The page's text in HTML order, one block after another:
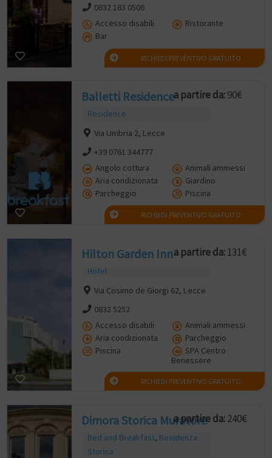
0832 183 0506
Accesso disabili
Ristorante
Bar
RICHIEDI PREVENTIVO GRATUITO
Balletti Residence
Residence
a partire da:90€
Via Umbria 2, Lecce
+39 0761 344777
Angolo cottura
Animali ammessi
Aria condizionata
Giardino
Parcheggio
Piscina
RICHIEDI PREVENTIVO GRATUITO
Hilton Garden Inn
Hotel
a partire da:131€
Via Cosimo de Giorgi 62, Lecce
0832 5252
Accesso disabili
Animali ammessi
Aria condizionata
Parcheggio
Piscina
SPA Centro
Benessere
RICHIEDI PREVENTIVO GRATUITO
Dimora Storica Muratore
Bed and Breakfast, Residenza
Storica
a partire da:240€